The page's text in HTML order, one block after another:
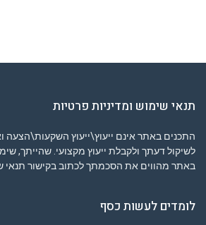
תנאי שימוש ומדיניות פרטיות
התכנים באתר אינם ייעוץ\ייעוץ
לשיקול דעתך ולקבלת ייעוץ מקצועי. שהייתך,
באתר מהווים את הסכמתך לכתוב בקישור תנאי
לומדים לעשות כסף